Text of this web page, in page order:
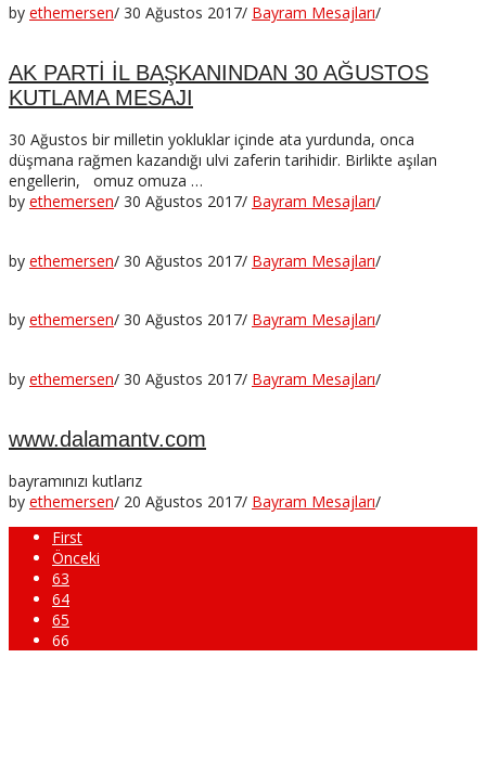
by ethemersen/ 30 Ağustos 2017/ Bayram Mesajları/
AK PARTİ İL BAŞKANINDAN 30 AĞUSTOS
KUTLAMA MESAJI
30 Ağustos bir milletin yokluklar içinde ata yurdunda, onca
düşmana rağmen kazandığı ulvi zaferin tarihidir. Birlikte aşılan
engellerin, omuz omuza …
by ethemersen/ 30 Ağustos 2017/ Bayram Mesajları/
by ethemersen/ 30 Ağustos 2017/ Bayram Mesajları/
by ethemersen/ 30 Ağustos 2017/ Bayram Mesajları/
by ethemersen/ 30 Ağustos 2017/ Bayram Mesajları/
www.dalamantv.com
bayramınızı kutlarız
by ethemersen/ 20 Ağustos 2017/ Bayram Mesajları/
First
Önceki
63
64
65
66